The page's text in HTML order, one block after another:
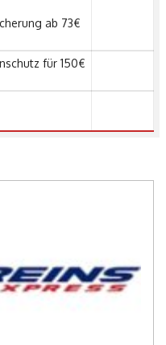
ab 73€
für 150€